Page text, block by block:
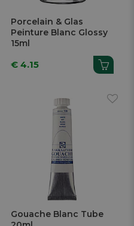
Porcelain & Glas
Peinture Blanc Glossy
15ml
€ 4.15
Gouache Blanc Tube